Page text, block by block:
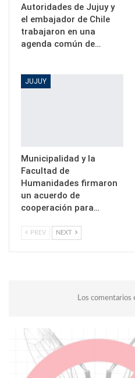
Autoridades de Jujuy y
el embajador de Chile
trabajaron en una
agenda común de…
JUJUY
Municipalidad y la
Facultad de
Humanidades firmaron
un acuerdo de
cooperación para…
PREV NEXT
Los comentarios